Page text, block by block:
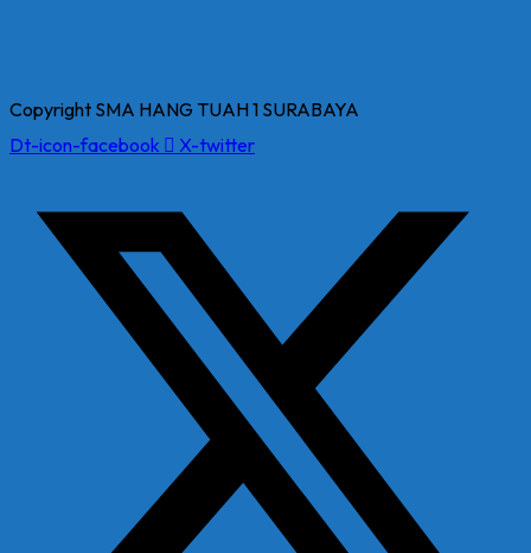
Copyright SMA HANG TUAH 1 SURABAYA
Dt-icon-facebook
X-twitter